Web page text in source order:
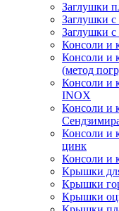
Заглушки
Заглушки
Заглушки
Консоли и
Консоли и
(метод
Консоли и
INOX
Консоли и
Консоли и
цинк
Консоли и
Крышки
Крышки
Крышки